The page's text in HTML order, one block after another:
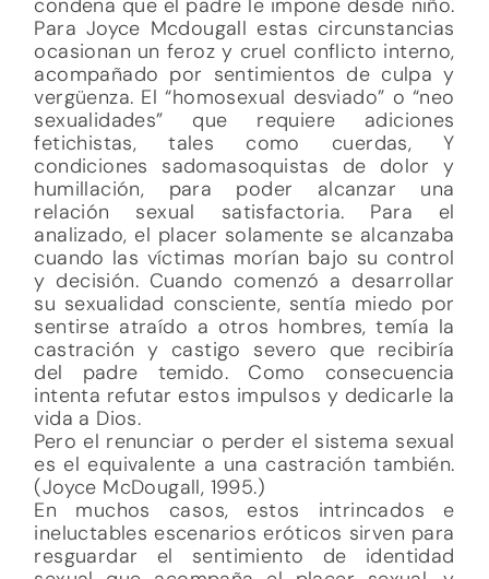
condena que el padre le impone desde niño.
Para Joyce Mcdougall estas circunstancias
ocasionan un feroz y cruel conflicto interno,
acompañado por sentimientos de culpa y
vergüenza. El “homosexual desviado” o “neo
sexualidades” que requiere adiciones
fetichistas, tales como cuerdas, Y
condiciones sadomasoquistas de dolor y
humillación, para poder alcanzar una
relación sexual satisfactoria. Para el
analizado, el placer solamente se alcanzaba
cuando las víctimas morían bajo su control
y decisión. Cuando comenzó a desarrollar
su sexualidad consciente, sentía miedo por
sentirse atraído a otros hombres, temía la
castración y castigo severo que recibiría
del padre temido. Como consecuencia
intenta refutar estos impulsos y dedicarle la
vida a Dios.
Pero el renunciar o perder el sistema sexual
es el equivalente a una castración también.
(Joyce McDougall, 1995.)
En muchos casos, estos intrincados e
ineluctables escenarios eróticos sirven para
resguardar el sentimiento de identidad